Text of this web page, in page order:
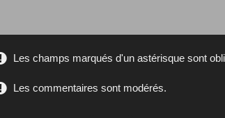
Les champs marqués d'un astérisque sont
Les commentaires sont modérés.